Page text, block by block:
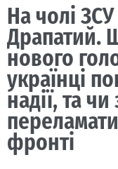
На чолі
Драпатий.
нового
українці
надії, та
фронті